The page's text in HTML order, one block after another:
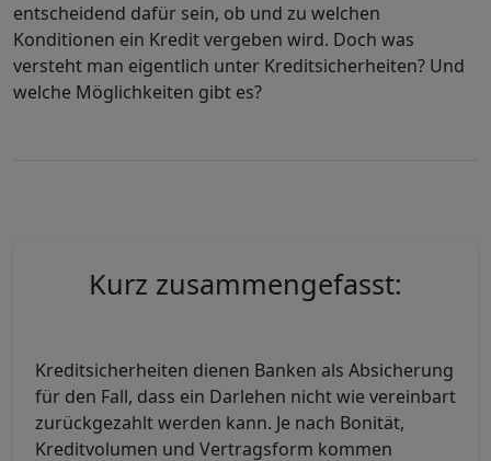
entscheidend dafür sein, ob und zu welchen
Konditionen ein Kredit vergeben wird. Doch was
versteht man eigentlich unter Kreditsicherheiten? Und
welche Möglichkeiten gibt es?
Kurz zusammengefasst:
Kreditsicherheiten dienen Banken als Absicherung
für den Fall, dass ein Darlehen nicht wie vereinbart
zurückgezahlt werden kann. Je nach Bonität,
Kreditvolumen und Vertragsform kommen